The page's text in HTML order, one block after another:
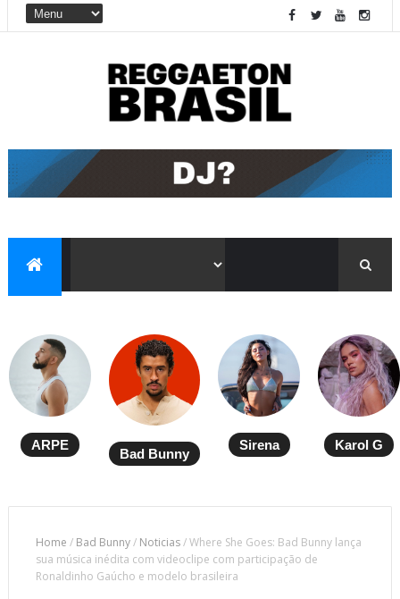
ARPE
Bad Bunny
Sirena Karol G
Home / Bad Bunny/ Noticias/Where She Goes: Bad Bunny lança
sua música inédita com videoclipe com participação de
Ronaldinho Gaúcho e modelo brasileira